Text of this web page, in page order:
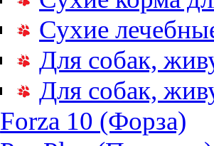
Сухие
Для собак,
Для собак,
Forza 10 (Форза)